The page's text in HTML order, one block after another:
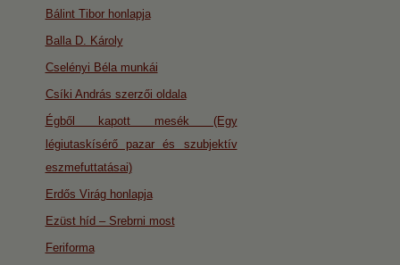
Bálint Tibor honlapja
Balla D. Károly
Cselényi Béla munkái
Csíki András szerzői oldala
Égből kapott mesék (Egy
légiutaskísérő pazar és szubjektív
eszmefuttatásai)
Erdős Virág honlapja
Ezüst híd – Srebrni most
Feriforma